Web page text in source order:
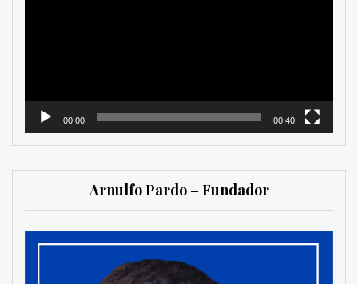
00:00 00:40
Arnulfo Pardo – Fundador